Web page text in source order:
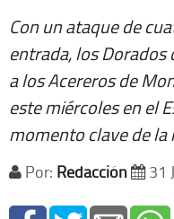
Con un ataque de
entrada, los
a los Acereros de
este miércoles en el
momento clave de
Por: Redacción 31